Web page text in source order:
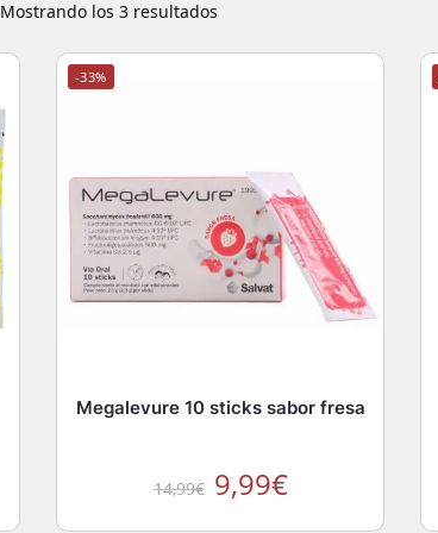
Mostrando los 3 resultados
-33%
Megalevure 10 sticks sabor fresa
14,99€ 9,99€